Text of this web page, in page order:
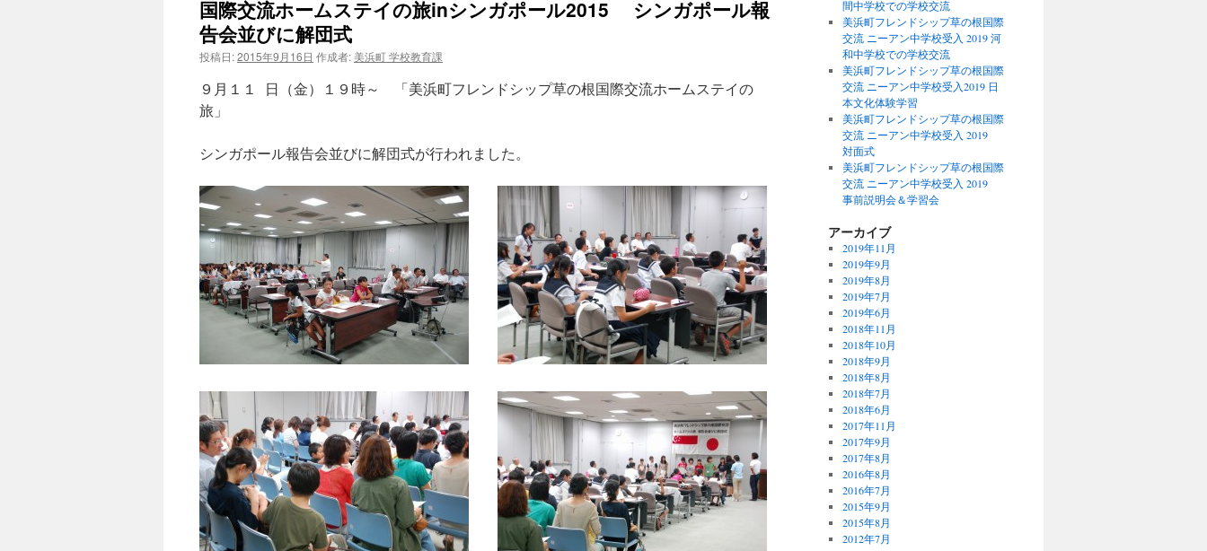
国際交流ホームステイの旅inシンガポール2015 シンガポール報
告会並びに解団式
投稿日:2015年9月16日 作成者:美浜町 学校教育課
９月１１ 日（金）１９時～ 「美浜町フレンドシップ草の根国際交流ホームステイの
旅」
シンガポール報告会並びに解団式が行われました。
間中学校での学校交流
美浜町フレンドシップ草の根国際
交流 ニーアン中学校受入 2019 河
和中学校での学校交流
美浜町フレンドシップ草の根国際
交流 ニーアン中学校受入2019 日
本文化体験学習
美浜町フレンドシップ草の根国際
交流 ニーアン中学校受入 2019
対面式
美浜町フレンドシップ草の根国際
交流 ニーアン中学校受入 2019
事前説明会＆学習会
アーカイブ
2019年11月
2019年9月
2019年8月
2019年7月
2019年6月
2018年11月
2018年10月
2018年9月
2018年8月
2018年7月
2018年6月
2017年11月
2017年9月
2017年8月
2016年8月
2016年7月
2015年9月
2015年8月
2012年7月